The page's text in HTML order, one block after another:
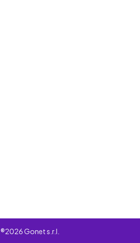
®2026 Gonet s.r.l.